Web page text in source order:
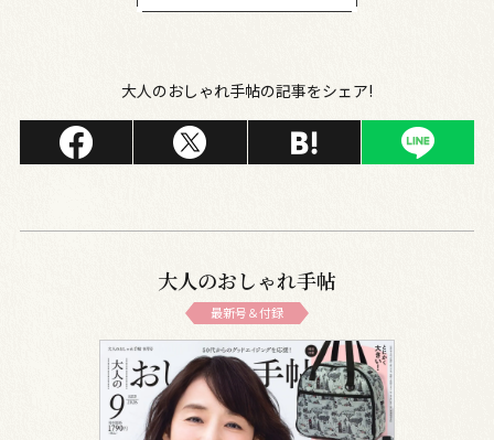
大人のおしゃれ手帖の記事をシェア!
大人のおしゃれ手帖
最新号＆付録